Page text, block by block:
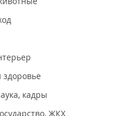
кадры
ЖКХ